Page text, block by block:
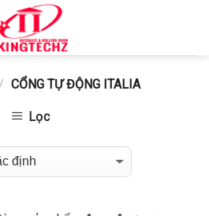
/ CỔNG TỰ ĐỘNG ITALIA
Lọc